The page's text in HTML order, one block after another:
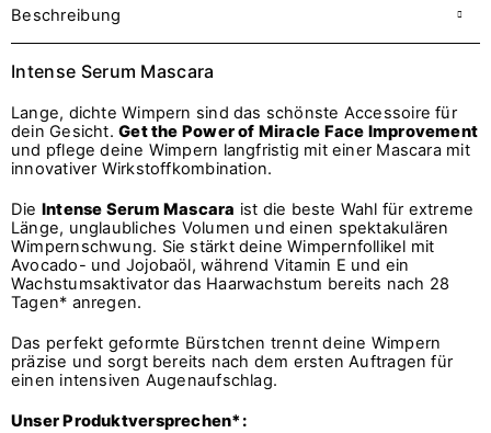
Beschreibung
Intense Serum Mascara
Lange, dichte Wimpern sind das schönste Accessoire für
dein Gesicht.Get the Power of Miracle Face Improvement
und pflege deine Wimpern langfristig mit einer Mascara mit
innovativer Wirkstoffkombination.
Die Intense Serum Mascara ist die beste Wahl für extreme
Länge, unglaubliches Volumen und einen spektakulären
Wimpernschwung. Sie stärkt deine Wimpernfollikel mit
Avocado- und Jojobaöl, während Vitamin E und ein
Wachstumsaktivator das Haarwachstum bereits nach 28
Tagen* anregen.
Das perfekt geformte Bürstchen trennt deine Wimpern
präzise und sorgt bereits nach dem ersten Auftragen für
einen intensiven Augenaufschlag.
Unser Produktversprechen*: